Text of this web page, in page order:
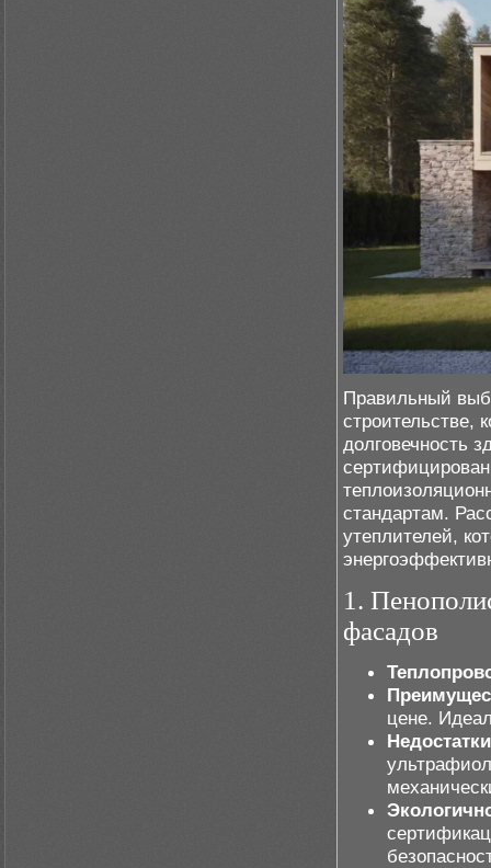
Правильный
строительстве,
долговечность
стандартам.
утеплителей,
1.
фасадов
цене.